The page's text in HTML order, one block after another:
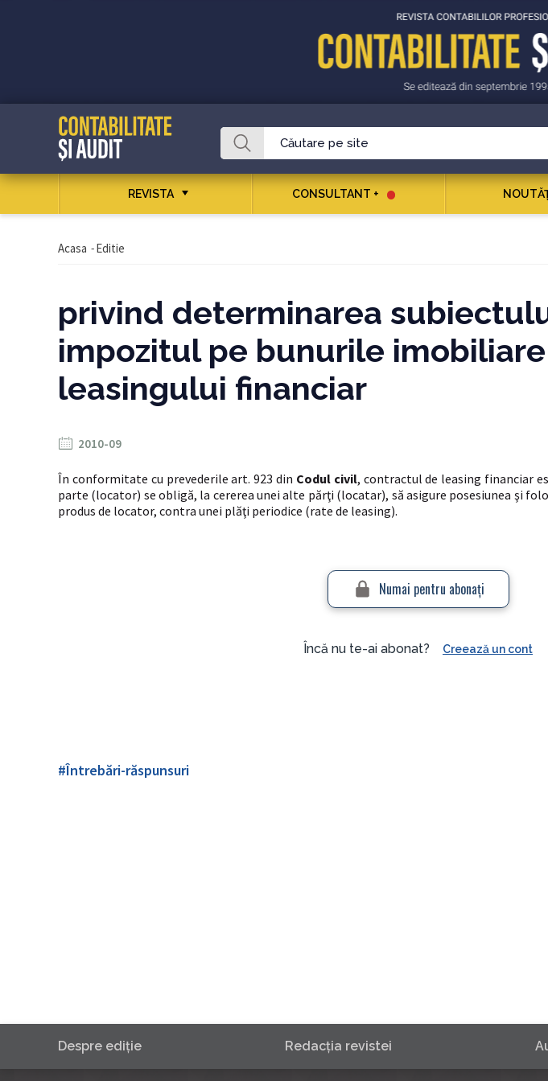
REVISTA CONSULTANT +
Acasa -Editie
privind determinarea
impozitul pe bunurile
leasingului financiar
2010-09
În conformitate cu prevederile art. 923 din Codul civil, contractul de leasing financiar
parte (locator) se obligă, la cererea unei alte părţi (locatar), să asigure posesiunea şi
produs de locator, contra unei plăţi periodice (rate de leasing).
Numai pentru abonaţi
Încă nu te-ai abonat? Creează un cont
#Întrebări-răspunsuri
Despre ediţie Redacţia revistei